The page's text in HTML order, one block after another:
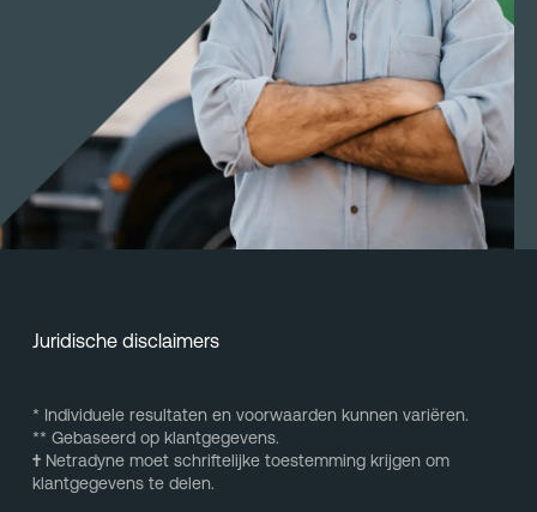
Juridische disclaimers
* Individuele resultaten en voorwaarden kunnen variëren.
** Gebaseerd op klantgegevens.
†Netradyne moet schriftelijke toestemming krijgen om
klantgegevens te delen.